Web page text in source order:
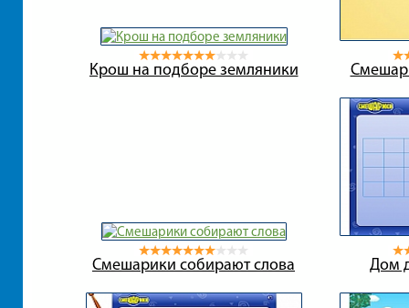
Крош на подборе земляники
Смешарики собирают слова Дом